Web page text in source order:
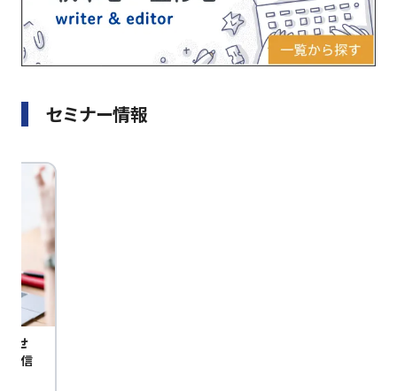
セミナー情報
ませ
配信